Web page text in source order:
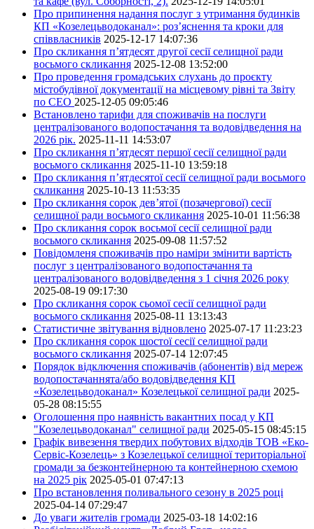
Про припинення надання послуг з утримання будинків
КП «Козелецьводоканал»: роз’яснення та кроки для
співвласників 2025-12-17 14:07:36
Про скликання п’ятдесят другої сесії селищної ради
восьмого скликання 2025-12-08 13:52:00
Про проведення громадських слухань до проєкту
містобудівної документації на місцевому рівні та Звіту
по СЕО 2025-12-05 09:05:46
Встановлено тарифи для споживачів на послуги
централізованого водопостачання та водовідведення на
2026 рік. 2025-11-11 14:53:07
Про скликання п’ятдесят першої сесії селищної ради
восьмого скликання 2025-11-10 13:59:18
Про скликання п’ятдесятої сесії селищної ради восьмого
скликання 2025-10-13 11:53:35
Про скликання сорок дев’ятої (позачергової) сесії
селищної ради восьмого скликання 2025-10-01 11:56:38
Про скликання сорок восьмої сесії селищної ради
восьмого скликання 2025-09-08 11:57:52
Повідомленя споживачів про наміри змінити вартість
послуг з централізованого водопостачання та
централізованого водовідведення з 1 січня 2026 року
2025-08-19 09:17:30
Про скликання сорок сьомої сесії селищної ради
восьмого скликання 2025-08-11 13:13:43
Статистичне звітування відновлено 2025-07-17 11:23:23
Про скликання сорок шостої сесії селищної ради
восьмого скликання 2025-07-14 12:07:45
Порядок відключення споживачів (абонентів) від мереж
водопостачаннята/або водовідведення КП
«Козелецьводоканал» Козелецької селищної ради 2025-
05-28 08:15:55
Оголошення про наявність вакантних посад у КП
"Козелецьводоканал" селищної ради 2025-05-15 08:45:15
Графік вивезення твердих побутових відходів ТОВ «Еко-
Сервіс-Козелець» з Козелецької селищної територіальної
громади за безконтейнерною та контейнерною схемою
на 2025 рік 2025-05-01 07:47:13
Про встановлення поливального сезону в 2025 році
2025-04-14 07:29:47
До уваги жителів громади 2025-03-18 14:02:16